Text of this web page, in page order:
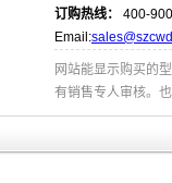
订购热线：
400-
Email:
网站能显示购买的
有销售专人审核。